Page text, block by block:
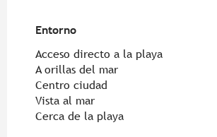
Entorno
Entorno
Acceso directo a la playa
A orillas del mar
Centro ciudad
Vista al mar
Cerca de la playa